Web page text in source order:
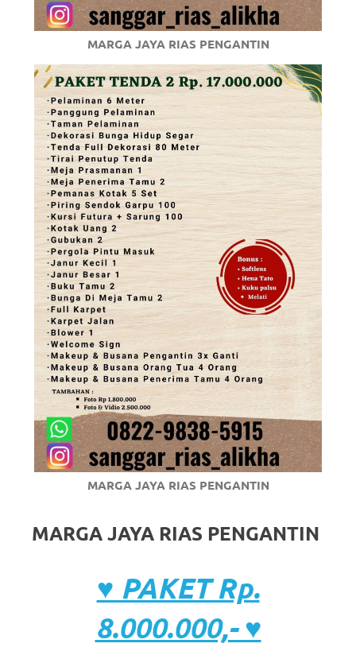
MARGA JAYA RIAS PENGANTIN
MARGA JAYA RIAS PENGANTIN
MARGA JAYA RIAS PENGANTIN
♥ PAKET Rp.
8.000.000,- ♥